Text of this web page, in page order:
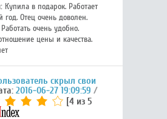
Купила в подарок. Работает
год. Отец очень доволен.
очень удобно.
цены и качества.
скрыл свои
2016-06-27 19:09:59
[4 из 5